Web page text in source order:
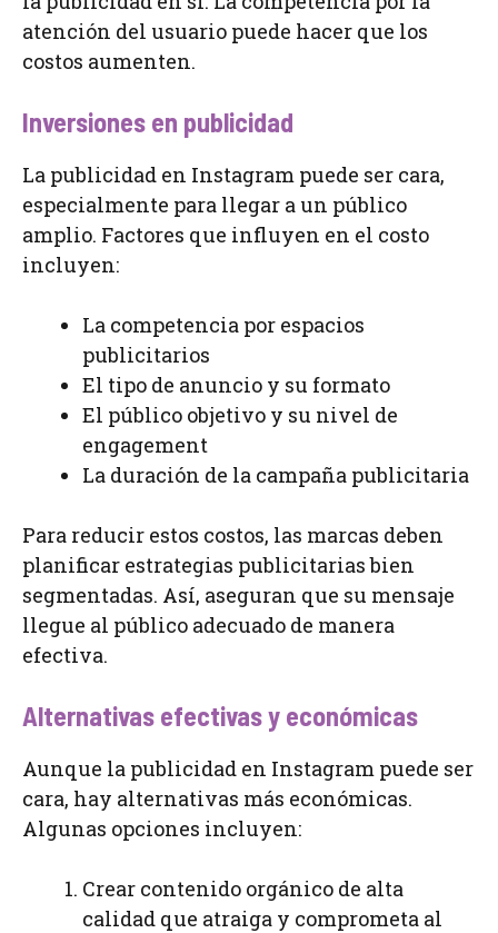
atención del usuario puede hacer que los
costos aumenten.
Inversiones en publicidad
La publicidad en Instagram puede ser cara,
especialmente para llegar a un público
amplio. Factores que influyen en el costo
incluyen:
La competencia por espacios
publicitarios
El tipo de anuncio y su formato
El público objetivo y su nivel de
engagement
La duración de la campaña publicitaria
Para reducir estos costos, las marcas deben
planificar estrategias publicitarias bien
segmentadas. Así, aseguran que su mensaje
llegue al público adecuado de manera
efectiva.
Alternativas efectivas y económicas
Aunque la publicidad en Instagram puede ser
cara, hay alternativas más económicas.
Algunas opciones incluyen:
Crear contenido orgánico de alta
calidad que atraiga y comprometa al